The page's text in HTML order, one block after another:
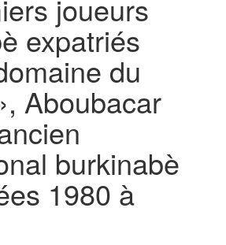
joueurs
expatriés
du
Aboubacar
burkinabè
1980 à